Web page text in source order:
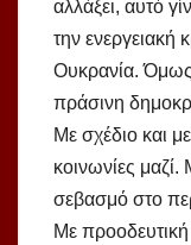
αλλάξει, αυτό
την ενεργειακή
Ουκρανία.
πράσινη
Με σχέδιο και με
κοινωνίες μαζί.
σεβασμό στο
Με προοδευτική